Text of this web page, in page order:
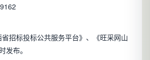
招标投标公共服务平台》、《旺采网山
发布。